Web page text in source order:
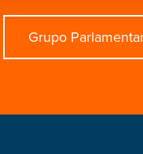
Grupo